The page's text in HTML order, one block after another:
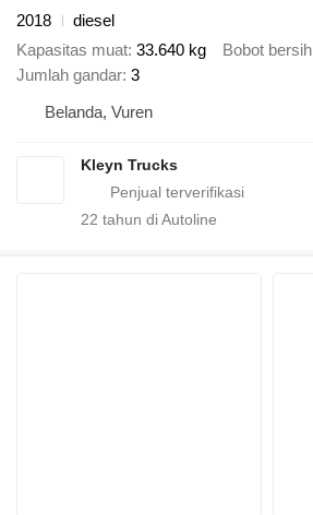
2018
diesel
Kapasitas muat 33.640 kg Bobot bersih
Jumlah gandar 3
Belanda, Vuren
Kleyn Trucks
22 tahun di Autoline